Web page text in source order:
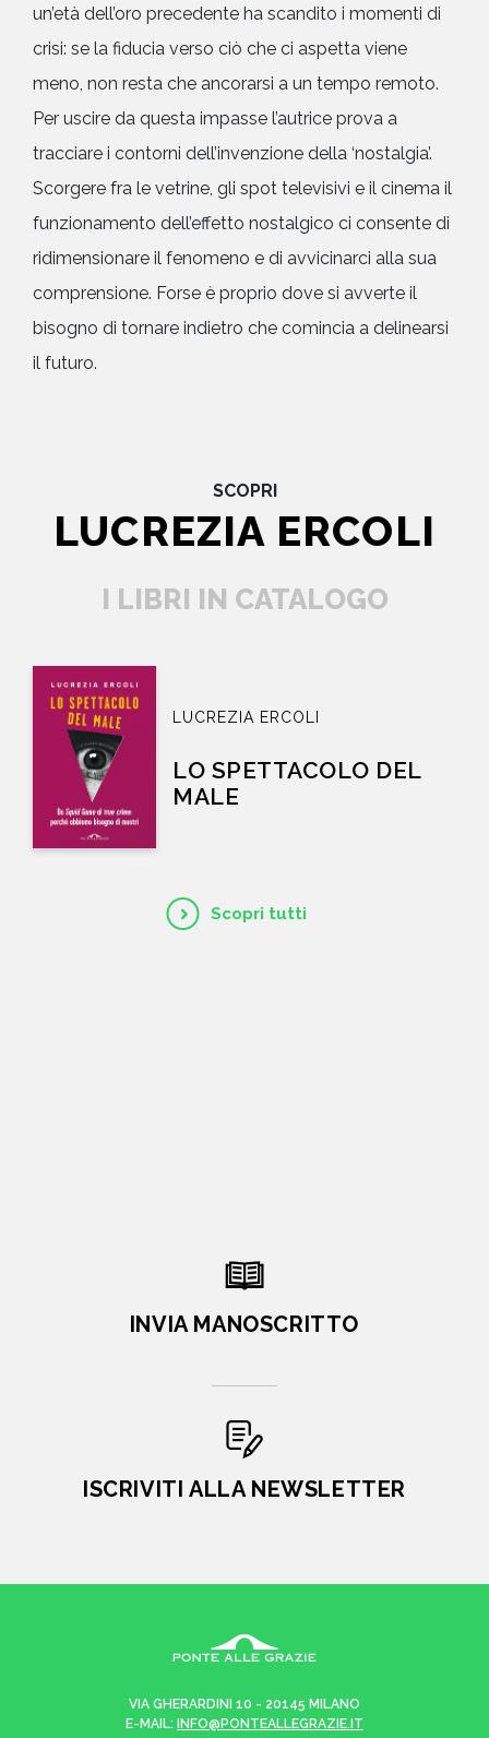
un’età dell’oro precedente ha scandito i momenti di
crisi: se la fiducia verso ciò che ci aspetta viene
meno, non resta che ancorarsi a un tempo remoto.
Per uscire da questa impasse l’autrice prova a
tracciare i contorni dell’invenzione della ‘nostalgia’.
Scorgere fra le vetrine, gli spot televisivi e il cinema il
funzionamento dell’effetto nostalgico ci consente di
ridimensionare il fenomeno e di avvicinarci alla sua
comprensione. Forse è proprio dove si avverte il
bisogno di tornare indietro che comincia a delinearsi
il futuro.
SCOPRI
LUCREZIA ERCOLI
I LIBRI IN CATALOGO
Scopri tutti
LUCREZIA ERCOLI
LO SPETTACOLO DEL
MALE
INVIA MANOSCRITTO
ISCRIVITI ALLA NEWSLETTER
VIA GHERARDINI 10 - 20145 MILANO
E-MAIL:
INFO@PONTEALLEGRAZIE.IT